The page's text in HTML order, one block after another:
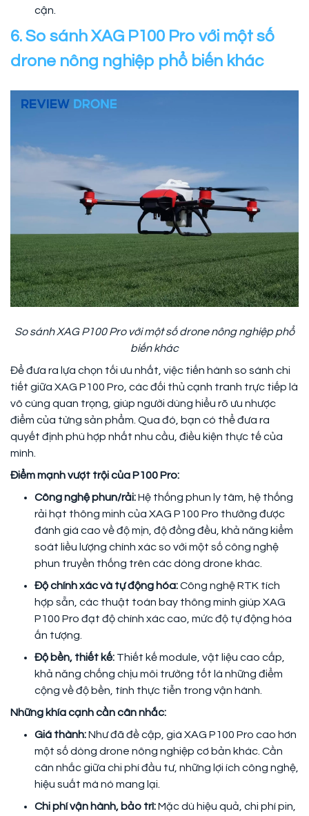
cận.
6. So sánh XAG P100 Pro với một số
drone nông nghiệp phổ biến khác
So sánh XAG P100 Pro với một số drone nông nghiệp phổ
biến khác
Để đưa ra lựa chọn tối ưu nhất, việc tiến hành so sánh chi
tiết giữa XAG P100 Pro, các đối thủ cạnh tranh trực tiếp là
vô cùng quan trọng, giúp người dùng hiểu rõ ưu nhược
điểm của từng sản phẩm. Qua đó, bạn có thể đưa ra
quyết định phù hợp nhất nhu cầu, điều kiện thực tế của
mình.
Điểm mạnh vượt trội của P100 Pro:
Công nghệ phun/rải:Hệ thống phun ly tâm, hệ thống
rải hạt thông minh của XAG P100 Pro thường được
đánh giá cao về độ mịn, độ đồng đều, khả năng kiểm
soát liều lượng chính xác so với một số công nghệ
phun truyền thống trên các dòng drone khác.
Độ chính xác và tự động hóa:Công nghệ RTK tích
hợp sẵn, các thuật toán bay thông minh giúp XAG
P100 Pro đạt độ chính xác cao, mức độ tự động hóa
ấn tượng.
Độ bền, thiết kế: Thiết kế module, vật liệu cao cấp,
khả năng chống chịu môi trường tốt là những điểm
cộng về độ bền, tính thực tiễn trong vận hành.
Những khía cạnh cần cân nhắc:
Giá thành:Như đã đề cập, giá XAG P100 Pro cao hơn
một số dòng drone nông nghiệp cơ bản khác. Cần
cân nhắc giữa chi phí đầu tư, những lợi ích công nghệ,
hiệu suất mà nó mang lại.
Chi phí vận hành, bảo trì:Mặc dù hiệu quả, chi phí pin,